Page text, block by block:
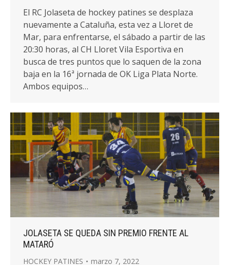
El RC Jolaseta de hockey patines se desplaza
nuevamente a Cataluña, esta vez a Lloret de
Mar, para enfrentarse, el sábado a partir de las
20:30 horas, al CH Lloret Vila Esportiva en
busca de tres puntos que lo saquen de la zona
baja en la 16ª jornada de OK Liga Plata Norte.
Ambos equipos…
JOLASETA SE QUEDA SIN PREMIO FRENTE AL
MATARÓ
HOCKEY PATINES marzo 7, 2022